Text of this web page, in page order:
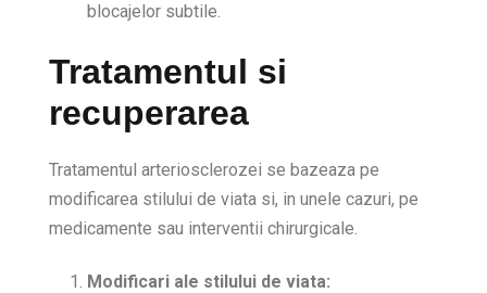
blocajelor subtile.
Tratamentul si
recuperarea
Tratamentul arteriosclerozei se bazeaza pe
modificarea stilului de viata si, in unele cazuri, pe
medicamente sau interventii chirurgicale.
Modificari ale stilului de viata: